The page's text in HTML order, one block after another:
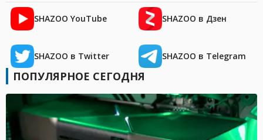
SHAZOO YouTube SHAZOO в Дзен
SHAZOO в Twitter SHAZOO в Telegram
ПОПУЛЯРНОЕ СЕГОДНЯ